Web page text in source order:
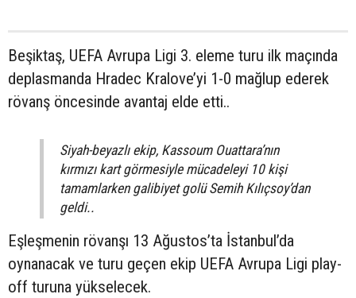
Beşiktaş, UEFA Avrupa Ligi 3. eleme turu ilk maçında
deplasmanda Hradec Kralove’yi 1-0 mağlup ederek
rövanş öncesinde avantaj elde etti..
Siyah-beyazlı ekip, Kassoum Ouattara’nın
kırmızı kart görmesiyle mücadeleyi 10 kişi
tamamlarken galibiyet golü Semih Kılıçsoy’dan
geldi..
Eşleşmenin rövanşı 13 Ağustos’ta İstanbul’da
oynanacak ve turu geçen ekip UEFA Avrupa Ligi play-
off turuna yükselecek.